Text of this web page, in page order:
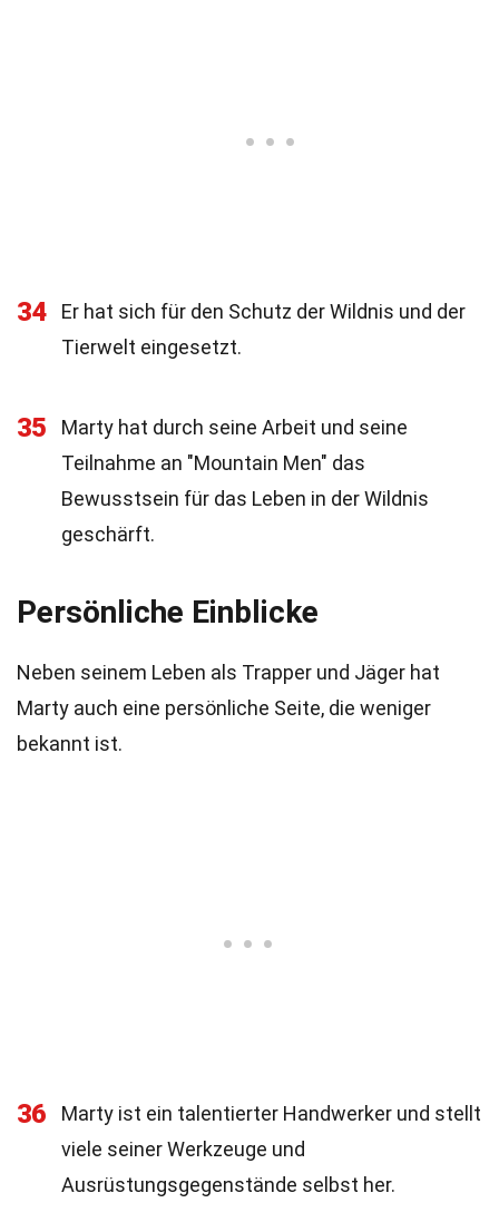
34
Er hat sich für den Schutz der Wildnis und der
Tierwelt eingesetzt.
35
Marty hat durch seine Arbeit und seine
Teilnahme an "Mountain Men" das
Bewusstsein für das Leben in der Wildnis
geschärft.
Persönliche Einblicke
Neben seinem Leben als Trapper und Jäger hat
Marty auch eine persönliche Seite, die weniger
bekannt ist.
36
Marty ist ein talentierter Handwerker und stellt
viele seiner Werkzeuge und
Ausrüstungsgegenstände selbst her.